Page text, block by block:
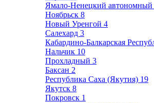
Ямало-Ненецкий автономный
Ноябрьск 8
Новый Уренгой 4
Салехард 3
Кабардино-Балкарская
Нальчик 10
Прохладный 3
Баксан 2
Республика Саха (Якутия) 19
Якутск 8
Покровск 1